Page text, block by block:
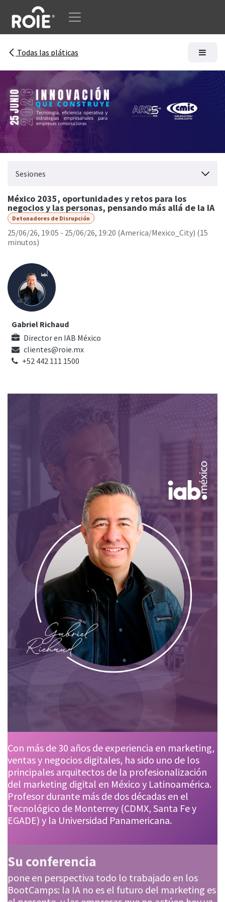
Ir al contenido
Todas las pláticas
Sesiones
México 2035, oportunidades y retos para los
negocios y las personas, pensando más allá de la IA
Detonadores de Disrupción
25/06/26, 19:05 - 25/06/26, 19:20 (America/Mexico_City) (15
minutos)
Gabriel Richaud
Directoren IAB México
clientes@roie.mx
+52 442 111 1500
Con más de 30 años de experiencia en marketing,
ventas y negocios digitales, ha sido uno de los
principales arquitectos de la profesionalización
del marketing digital en México y Latinoamérica.
Profesor durante más de dos décadas en el
Tecnológico de Monterrey (CDMX, Santa Fe y
EGADE) y la Universidad Panamericana.
Su conferencia
pone en perspectiva todo lo trabajado en los
BootCamps: la IA no es el futuro del marketing es